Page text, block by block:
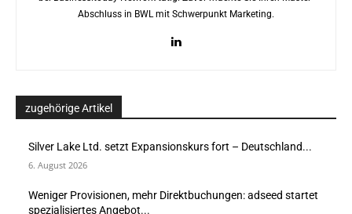
Abschluss in BWL mit Schwerpunkt Marketing.
zugehörige Artikel
Silver Lake Ltd. setzt Expansionskurs fort – Deutschland...
6. August 2026
Weniger Provisionen, mehr Direktbuchungen: adseed startet
spezialisiertes Angebot...